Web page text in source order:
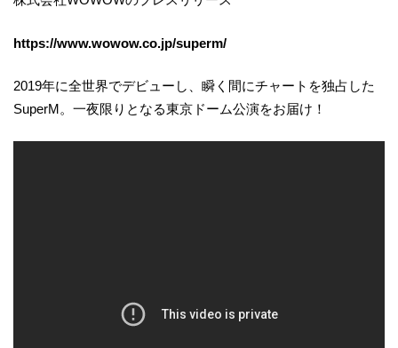
https://www.wowow.co.jp/superm/
2019年に全世界でデビューし、瞬く間にチャートを独占した
SuperM。一夜限りとなる東京ドーム公演をお届け！